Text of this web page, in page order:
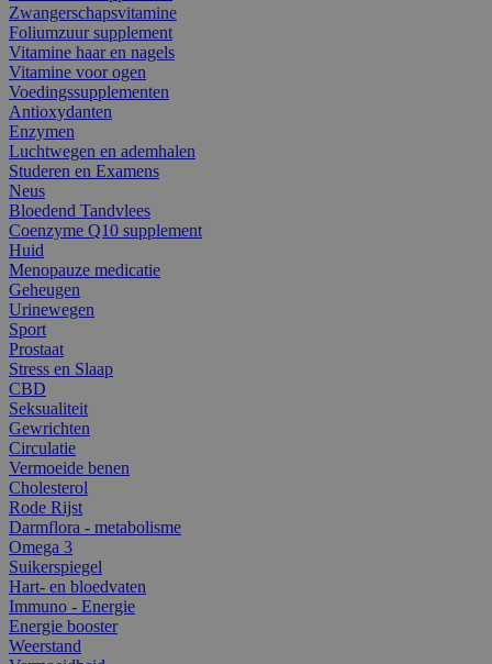
Zwangerschapsvitamine
Foliumzuur supplement
Vitamine haar en nagels
Vitamine voor ogen
Voedingssupplementen
Antioxydanten
Enzymen
Luchtwegen en ademhalen
Studeren en Examens
Neus
Bloedend Tandvlees
Coenzyme Q10 supplement
Huid
Menopauze medicatie
Geheugen
Urinewegen
Sport
Prostaat
Stress en Slaap
CBD
Seksualiteit
Gewrichten
Circulatie
Vermoeide benen
Cholesterol
Rode Rijst
Darmflora - metabolisme
Omega 3
Suikerspiegel
Hart- en bloedvaten
Immuno - Energie
Energie booster
Weerstand